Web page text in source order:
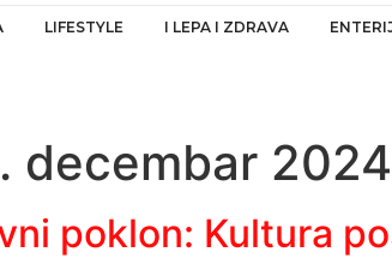
LIFESTYLE I LEPA I ZDRAVA
decembar
poklon: Kultura